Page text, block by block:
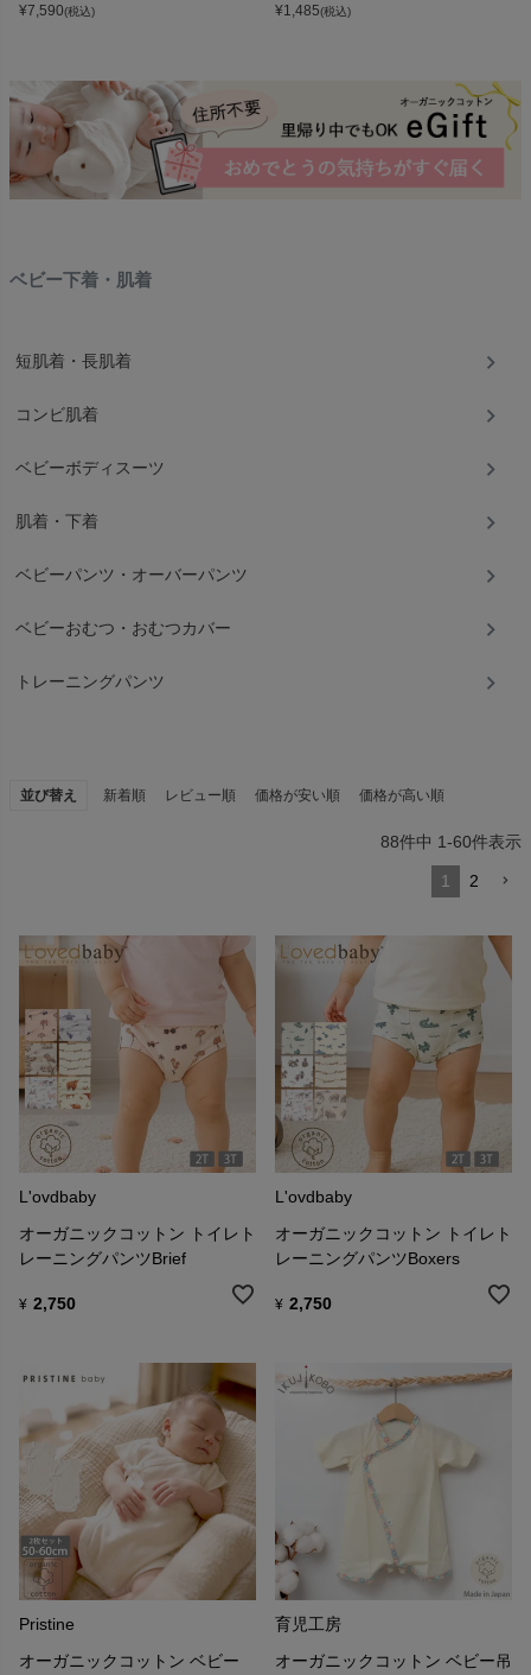
¥7,590(税込)
¥1,485(税込)
ベビー下着・肌着
短肌着・長肌着
コンビ肌着
ベビーボディスーツ
肌着・下着
ベビーパンツ・オーバーパンツ
ベビーおむつ・おむつカバー
トレーニングパンツ
並び替え 新着順 レビュー順 価格が安い順 価格が高い順
88件中 1-60件表示
1 2
L'ovdbaby
オーガニックコットン トイレト
レーニングパンツBrief
¥ 2,750
L'ovdbaby
オーガニックコットン トイレト
レーニングパンツBoxers
¥ 2,750
Pristine
オーガニックコットン ベビー
育児工房
オーガニックコットン ベビー吊